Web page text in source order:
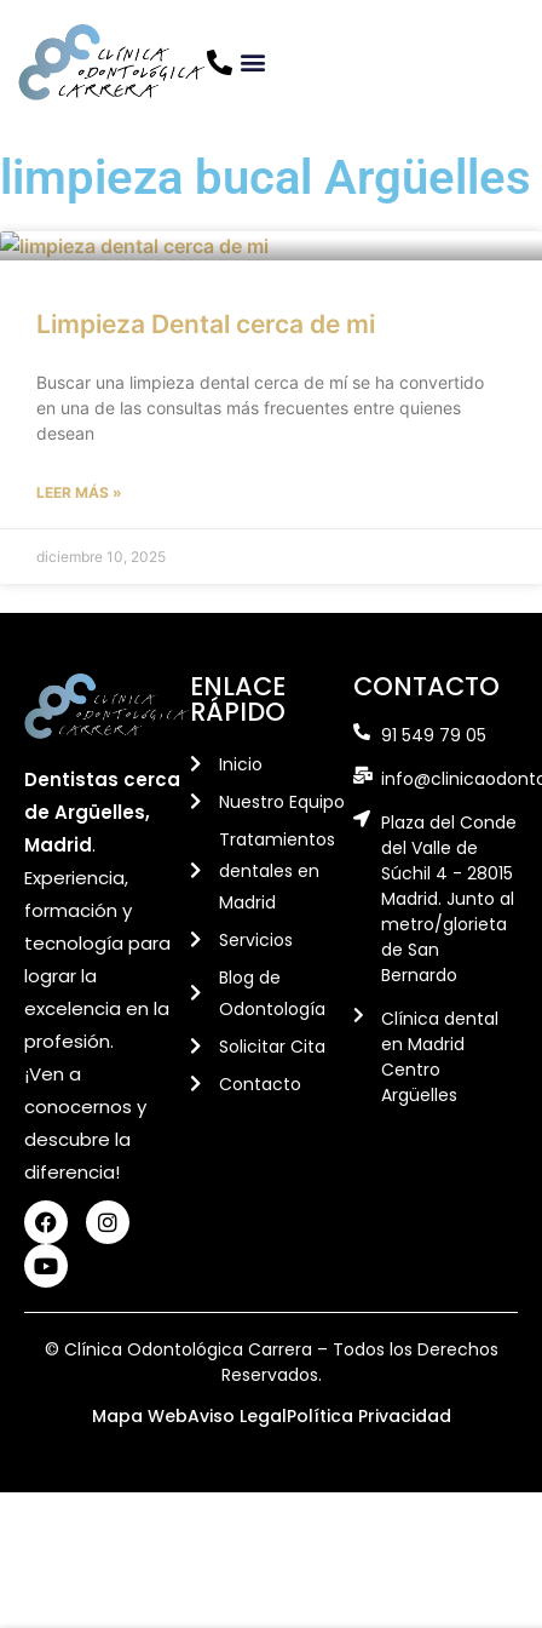
limpieza bucal Argüelles
Limpieza Dental cerca de mi
Buscar una limpieza dental cerca de mí se ha convertido
en una de las consultas más frecuentes entre quienes
desean
LEER MÁS »
diciembre 10, 2025
Dentistas cerca
de Argüelles,
Madrid.
Experiencia,
formación y
tecnología para
lograr la
excelencia en la
profesión.
¡Ven a
conocernos y
descubre la
diferencia!
ENLACE
RÁPIDO
Inicio
Nuestro Equipo
Tratamientos
dentales en
Madrid
Servicios
Blog de
Odontología
Solicitar Cita
Contacto
CONTACTO
91 549 79 05
Plaza del Conde
del Valle de
Súchil 4 - 28015
Madrid. Junto al
metro/glorieta
de San
Bernardo
Clínica dental
en Madrid
Centro
Argüelles
© Clínica Odontológica Carrera – Todos los Derechos
Reservados.
Mapa WebAviso LegalPolítica Privacidad